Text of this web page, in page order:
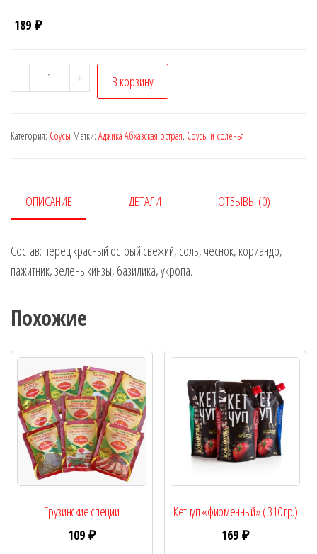
189 ₽
-
Количество
товара
Абхазская
+ В корзину
Категория: Соусы Метки: Аджика Абхазская острая, Соусы и соленья
ОПИСАНИЕ ДЕТАЛИ ОТЗЫВЫ (0)
Состав: перец красный острый свежий, соль, чеснок, кориандр,
пажитник, зелень кинзы, базилика, укропа.
Похожие
Грузинские специи
109 ₽
Кетчуп «фирменный» ( 310 гр.)
169₽